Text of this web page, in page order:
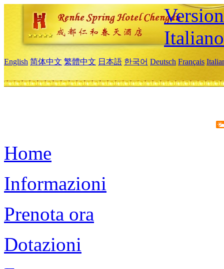
Italiano
English 简体中文 繁體中文 日本語 한국어 Deutsch Français
Home
Informazioni
Prenota ora
Dotazioni